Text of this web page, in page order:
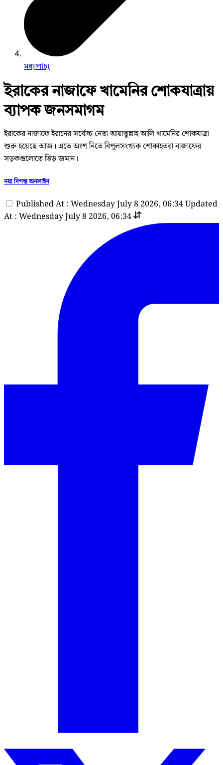
মধ্যপ্রাচ্য
ইরাকের নাজাফে খামেনির শোকযাত্রায়
ব্যাপক জনসমাগম
ইরাকের নাজাফে ইরানের সর্বোচ্চ নেতা আয়াতুল্লাহ আলি খামেনির শোকযাত্রা
শুরু হয়েছে আজ। এতে অংশ নিতে বিপুলসংখ্যক শোকাহতরা নাজাফের
সড়কগুলোতে ভিড় জমান।
নয়া দিগন্ত অনলাইন
Published At : Wednesday July 8 2026, 06:34Updated
At : Wednesday July 8 2026, 06:34